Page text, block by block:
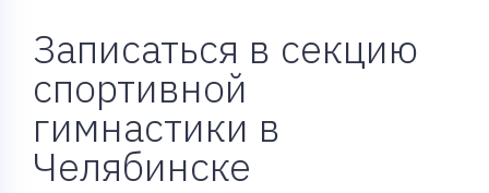
Записаться в секцию
спортивной
гимнастики в
Челябинске